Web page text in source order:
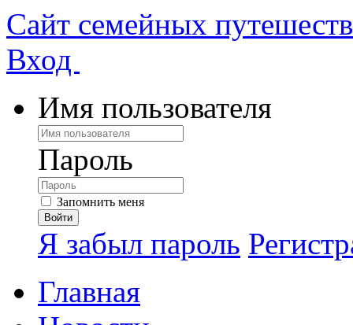
Сайт семейных
Вход
Имя пользователя
Пароль
Запомнить меня
Я забыл пароль
Главная